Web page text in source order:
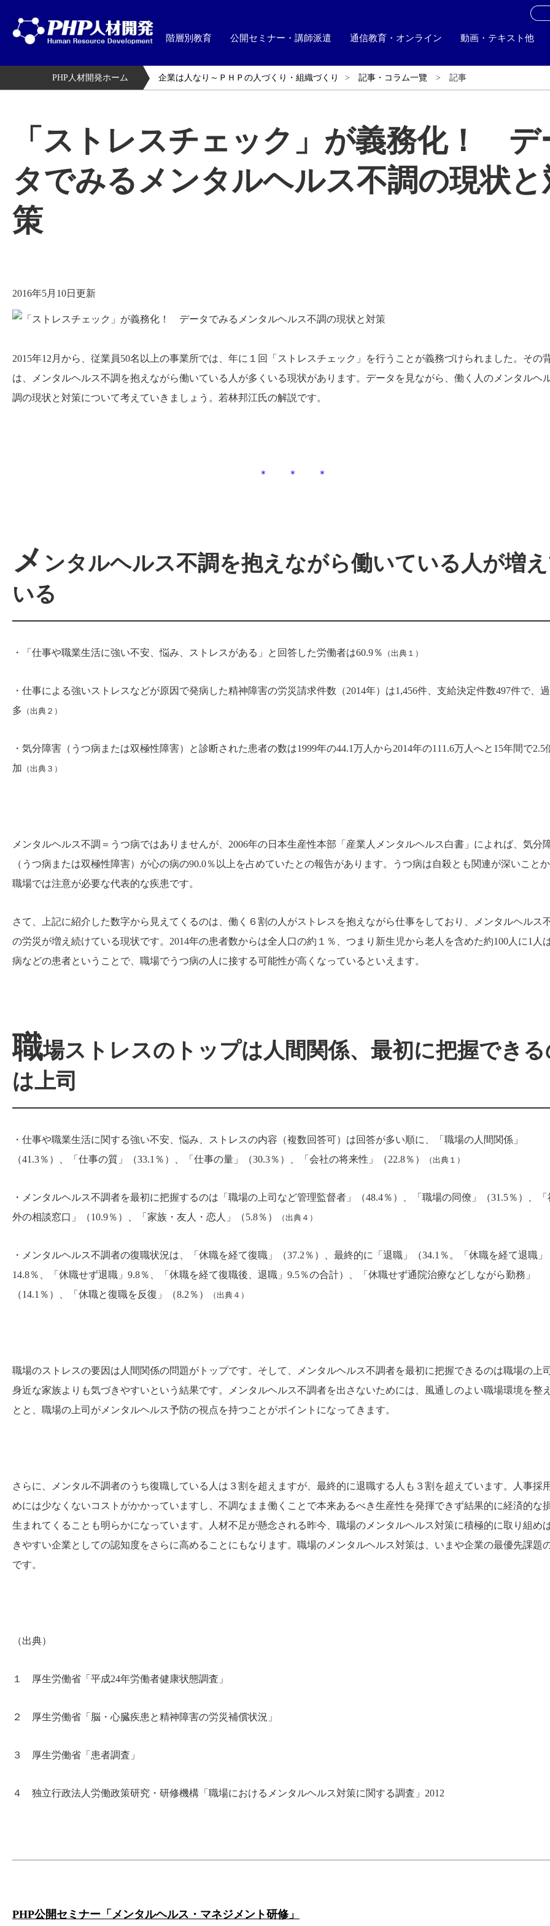
階層別教育 公開セミナー・講師派遣 通信教育・オンライン 動画・テキスト他
PHP人材開発ホーム 企業は人なり～ＰＨＰの人づくり・組織づくり 記事・コラム一覽 記事
「ストレスチェック」が義務化！ デ
タでみるメンタルヘルス不調の現状と
策
2016年5月10日更新
2015年12月から、従業員50名以上の事業所では、年に１回「ストレスチェック」を行うことが義務づけられました。その
は、メンタルヘルス不調を抱えながら働いている人が多くいる現状があります。データを見ながら、働く人のメンタルヘ
調の現状と対策について考えていきましょう。若林邦江氏の解説です。
＊ ＊ ＊
メ ンタルヘルス不調を抱えながら働いている人が増
いる
・「仕事や職業生活に強い不安、悩み、ストレスがある」と回答した労働者は60.9％ （出典１）
・仕事による強いストレスなどが原因で発病した精神障害の労災請求件数（2014年）は1,456件、支給決定件数497件で、
多 （出典２）
・気分障害（うつ病または双極性障害）と診断された患者の数は1999年の44.1万人から2014年の111.6万人へと15年間で2.5
加 （出典３）
メンタルヘルス不調＝うつ病ではありませんが、2006年の日本生産性本部「産業人メンタルヘルス白書」によれば、気分
（うつ病または双極性障害）が心の病の90.0％以上を占めていたとの報告があります。うつ病は自殺とも関連が深いことか
職場では注意が必要な代表的な疾患です。
さて、上記に紹介した数字から見えてくるのは、働く６割の人がストレスを抱えながら仕事をしており、メンタルヘルス
の労災が増え続けている現状です。2014年の患者数からは全人口の約１％、つまり新生児から老人を含めた約100人に1人
病などの患者ということで、職場でうつ病の人に接する可能性が高くなっているといえます。
職場ストレスのトップは人間関係、最初に把握できる
は上司
・仕事や職業生活に関する強い不安、悩み、ストレスの内容（複数回答可）は回答が多い順に、「職場の人間関係」
（41.3％）、「仕事の質」（33.1％）、「仕事の量」（30.3％）、「会社の将来性」（22.8％）
（出典１）
・メンタルヘルス不調者を最初に把握するのは「職場の上司など管理監督者」（48.4％）、「職場の同僚」（31.5％）、「
外の相談窓口」（10.9％）、「家族・友人・恋人」（5.8％）
（出典４）
・メンタルヘルス不調者の復職状況は、「休職を経て復職」（37.2％）、最終的に「退職」（34.1％。「休職を経て退職」
14.8％、「休職せず退職」9.8％、「休職を経て復職後、退職」9.5％の合計）、「休職せず通院治療などしながら勤務」
（14.1％）、「休職と復職を反復」（8.2％）
（出典４）
職場のストレスの要因は人間関係の問題がトップです。そして、メンタルヘルス不調者を最初に把握できるのは職場の上司
身近な家族よりも気づきやすいという結果です。メンタルヘルス不調者を出さないためには、風通しのよい職場環境を整
とと、職場の上司がメンタルヘルス予防の視点を持つことがポイントになってきます。
さらに、メンタル不調者のうち復職している人は３割を超えますが、最終的に退職する人も３割を超えています。人事採
めには少なくないコストがかかっていますし、不調なまま働くことで本来あるべき生産性を発揮できず結果的に経済的な
生まれてくることも明らかになっています。人材不足が懸念される昨今、職場のメンタルヘルス対策に積極的に取り組め
きやすい企業としての認知度をさらに高めることにもなります。職場のメンタルヘルス対策は、いまや企業の最優先課題
です。
（出典）
１ 厚生労働省「平成24年労働者健康状態調査」
２ 厚生労働省「脳・心臓疾患と精神障害の労災補償状況」
３ 厚生労働省「患者調査」
４ 独立行政法人労働政策研究・研修機構「職場におけるメンタルヘルス対策に関する調査」2012
PHP公開セミナー「メンタルヘルス・マネジメント研修」